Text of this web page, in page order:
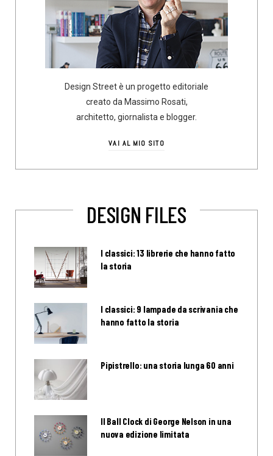
Design Street è un progetto editoriale
creato da Massimo Rosati,
architetto, giornalista e blogger.
VAI AL MIO SITO
DESIGN FILES
I classici: 13 librerie che hanno fatto
la storia
I classici: 9 lampade da scrivania che
hanno fatto la storia
Pipistrello: una storia lunga 60 anni
Il Ball Clock di George Nelson in una
nuova edizione limitata